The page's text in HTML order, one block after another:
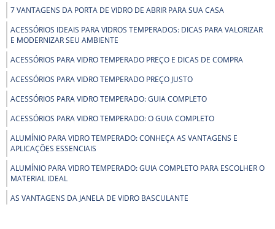
7 VANTAGENS DA PORTA DE VIDRO DE ABRIR PARA SUA CASA
ACESSÓRIOS IDEAIS PARA VIDROS TEMPERADOS: DICAS PARA VALORIZAR
E MODERNIZAR SEU AMBIENTE
ACESSÓRIOS PARA VIDRO TEMPERADO PREÇO E DICAS DE COMPRA
ACESSÓRIOS PARA VIDRO TEMPERADO PREÇO JUSTO
ACESSÓRIOS PARA VIDRO TEMPERADO: GUIA COMPLETO
ACESSÓRIOS PARA VIDRO TEMPERADO: O GUIA COMPLETO
ALUMÍNIO PARA VIDRO TEMPERADO: CONHEÇA AS VANTAGENS E
APLICAÇÕES ESSENCIAIS
ALUMÍNIO PARA VIDRO TEMPERADO: GUIA COMPLETO PARA ESCOLHER O
MATERIAL IDEAL
AS VANTAGENS DA JANELA DE VIDRO BASCULANTE